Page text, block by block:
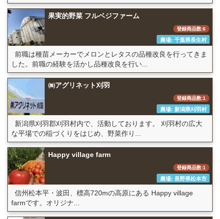
果実的野菜 フルベジファーム
登録商品数:6
農場: 千葉県長生村
前職は種苗メーカーでメロンとレタスの品種改良を行ってきま
した。前職の経験を活かし品種改良を行い...
㈱アグリネット刈羽
登録商品数:1
農場: 新潟県刈羽村
新潟県刈羽郡刈羽村内で、活動しております。 刈羽村の広大
な平場での稲づくりをはじめ、野菜作り...
Happy village farm
登録商品数:1
農場: 長野県松本市
信州松本平・波田、標高720mの高原にある Happy village
farmです。オリジナ...